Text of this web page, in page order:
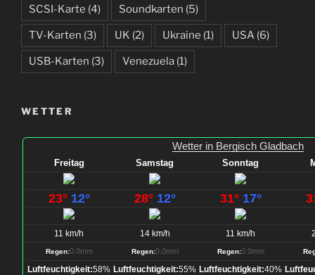
SCSI-Karte (4) Soundkarten (5)
TV-Karten (3) UK (2) Ukraine (1) USA (6)
USB-Karten (3) Venezuela (1)
WETTER
Wetter in Bergisch Gladbach
Freitag
23° 12°
11 km/h
Regen:0.0mm
Luftfeuchtigkeit:58%
Samstag
28° 12°
14 km/h
Regen:0.0mm
Luftfeuchtigkeit:55%
Sonntag
31° 17°
11 km/h
Regen:0.0mm
Luftfeuchtigkeit:40%